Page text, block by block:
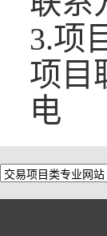
3.项
项目
电